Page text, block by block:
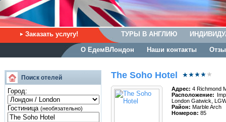
Заказать услугу! ТУРЫ В АНГЛИЮ
О ЕдемВЛондон Наши контакты
Поиск отелей
Город:
Гостиница (необязательно)
The Soho Hotel
Адрес: 4 Richmond
Расположение:
London Gatwick,
Район: Marble Arch
Номеров: 85